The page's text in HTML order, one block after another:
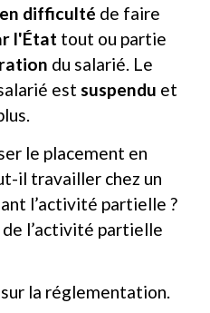
en difficulté de faire
l'État tout ou partie
du salarié. Le
est suspendu et
le placement en
il travailler chez un
l’activité partielle ?
l’activité partielle
la réglementation.